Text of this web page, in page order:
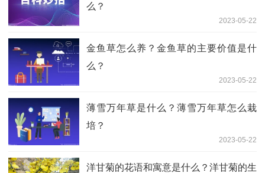
么？
2023-05-22
金鱼草怎么养？金鱼草的主要价值是什
么？
2023-05-22
薄雪万年草是什么？薄雪万年草怎么栽
培？
2023-05-22
洋甘菊的花语和寓意是什么？洋甘菊的生